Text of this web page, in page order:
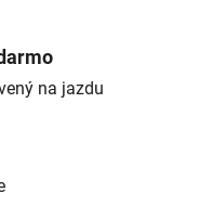
na jazdu